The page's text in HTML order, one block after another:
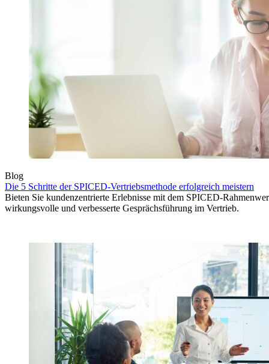
Blog
Die 5 Schritte der SPICED-Vertriebsmethode erfolgreich meistern
Bieten Sie kundenzentrierte Erlebnisse mit dem SPICED-
wirkungsvolle und verbesserte Gesprächsführung im Vertrieb.